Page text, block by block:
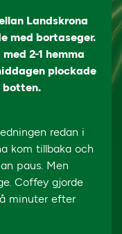
Landskrona
med bortaseger.
2-1 hemma
plockade
botten.
redan i
kom tillbaka och
paus. Men
Coffey gjorde
minuter efter